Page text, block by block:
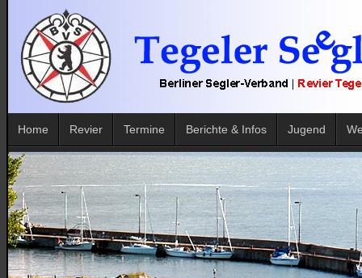
Home Revier Termine Berichte & Infos Jugend